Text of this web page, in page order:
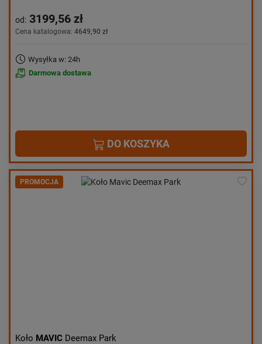
od: 3199,56 zł
Cena katalogowa: 4649,90 zł
Wysyłka w: 24h
Darmowa dostawa
DO KOSZYKA
PROMOCJA
Koło MAVIC Deemax Park